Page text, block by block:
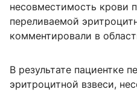
несовместимость крови
переливаемой
комментировали в
В результате пациентке
эритроцитной взвеси,